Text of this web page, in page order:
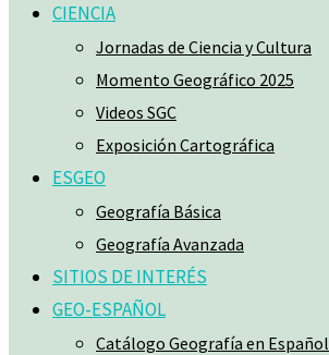
CIENCIA
Jornadas de Ciencia y Cultura
Momento Geográfico 2025
Videos SGC
Exposición Cartográfica
ESGEO
Geografía Básica
Geografía Avanzada
SITIOS DE INTERÉS
GEO-ESPAÑOL
Catálogo Geografía en Español